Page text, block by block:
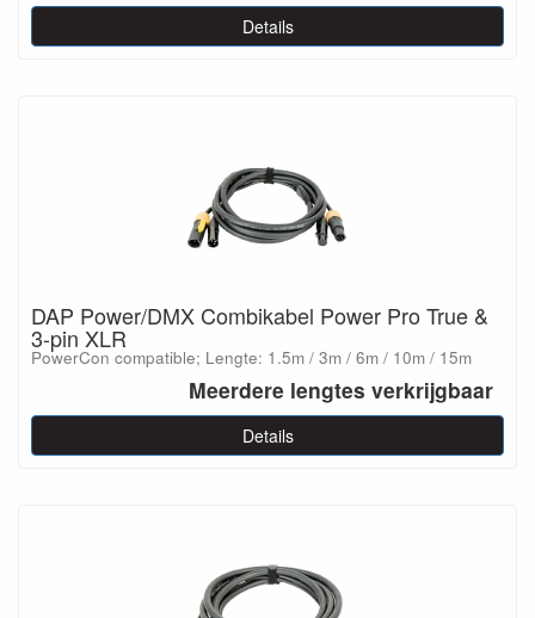
Details
DAP Power/DMX Combikabel Power Pro True &
3-pin XLR
PowerCon compatible; Lengte: 1.5m / 3m / 6m / 10m / 15m
Meerdere lengtes verkrijgbaar
Details